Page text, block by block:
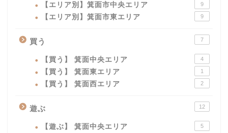
【エリア別】箕面市中央エリア 9
【エリア別】箕面市東エリア 9
買う 7
【買う】 箕面中央エリア 4
【買う】 箕面東エリア 1
【買う】 箕面西エリア 2
遊ぶ 12
【遊ぶ】 箕面中央エリア 5